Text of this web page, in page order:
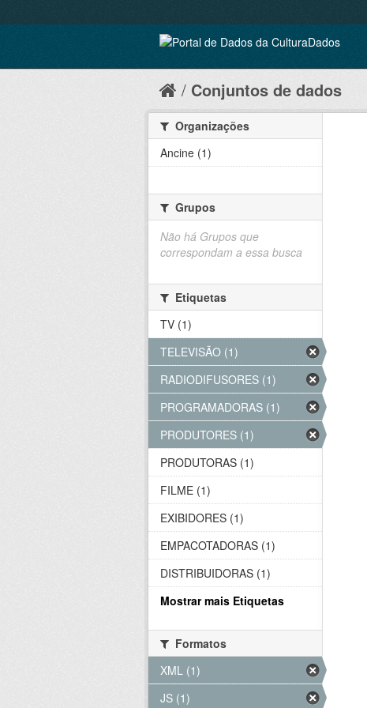
Conjuntos de dados
Organizações
Ancine (1)
Grupos
Não há Grupos que
correspondam a essa busca
Etiquetas
TV (1)
TELEVISÃO (1)
RADIODIFUSORES (1)
PROGRAMADORAS (1)
PRODUTORES (1)
PRODUTORAS (1)
FILME (1)
EXIBIDORES (1)
EMPACOTADORAS (1)
DISTRIBUIDORAS (1)
Mostrar mais Etiquetas
Formatos
XML (1)
JS (1)